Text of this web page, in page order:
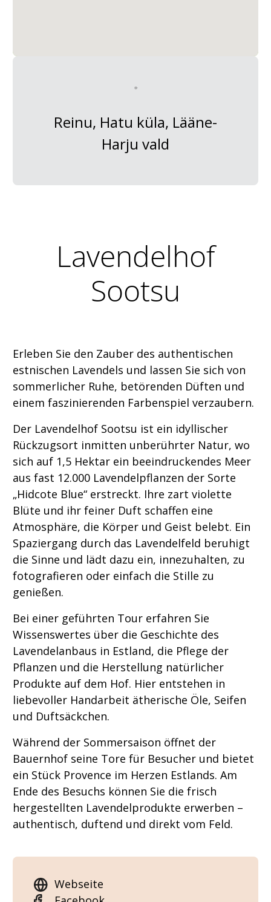
Reinu, Hatu küla, Lääne-
Harju vald
Lavendelhof
Sootsu
Erleben Sie den Zauber des authentischen
estnischen Lavendels und lassen Sie sich von
sommerlicher Ruhe, betörenden Düften und
einem faszinierenden Farbenspiel verzaubern.
Der Lavendelhof Sootsu ist ein idyllischer
Rückzugsort inmitten unberührter Natur, wo
sich auf 1,5 Hektar ein beeindruckendes Meer
aus fast 12.000 Lavendelpflanzen der Sorte
„Hidcote Blue“ erstreckt. Ihre zart violette
Blüte und ihr feiner Duft schaffen eine
Atmosphäre, die Körper und Geist belebt. Ein
Spaziergang durch das Lavendelfeld beruhigt
die Sinne und lädt dazu ein, innezuhalten, zu
fotografieren oder einfach die Stille zu
genießen.
Bei einer geführten Tour erfahren Sie
Wissenswertes über die Geschichte des
Lavendelanbaus in Estland, die Pflege der
Pflanzen und die Herstellung natürlicher
Produkte auf dem Hof. Hier entstehen in
liebevoller Handarbeit ätherische Öle, Seifen
und Duftsäckchen.
Während der Sommersaison öffnet der
Bauernhof seine Tore für Besucher und bietet
ein Stück Provence im Herzen Estlands. Am
Ende des Besuchs können Sie die frisch
hergestellten Lavendelprodukte erwerben –
authentisch, duftend und direkt vom Feld.
Webseite